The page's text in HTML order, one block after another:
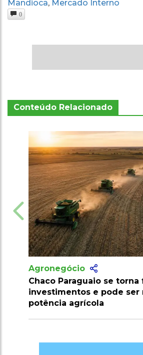
Mandioca, Mercado Interno
0
Conteúdo Relacionado
se torna foco de
pode ser nova